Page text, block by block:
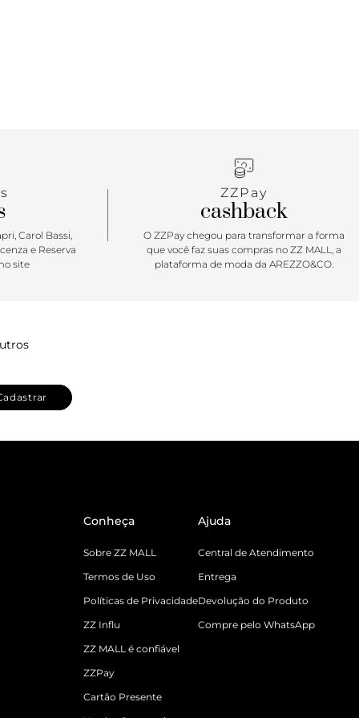
Carol Bassi,
e Reserva
site
ZZPay
cashback
O ZZPay chegou para transformar a forma
que você faz suas compras no ZZ MALL, a
plataforma de moda da AREZZO&CO.
Conheça
Sobre ZZ MALL
Termos de Uso
Políticas de Privacidade
ZZ Influ
ZZ MALL é confiável
ZZPay
Cartão Presente
Ajuda
Central de Atendimento
Entrega
Devolução do Produto
Compre pelo WhatsApp